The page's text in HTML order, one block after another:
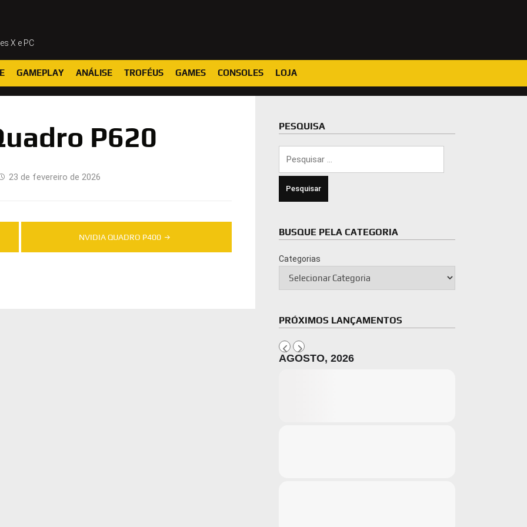
X e PC
GAMEPLAY ANÁLISE TROFÉUS GAMES CONSOLES LOJA
P620
23 de fevereiro de 2026
NVIDIA QUADRO P400
PESQUISA
BUSQUE PELA CATEGORIA
Categorias
PRÓXIMOS LANÇAMENTOS
AGOSTO, 2026